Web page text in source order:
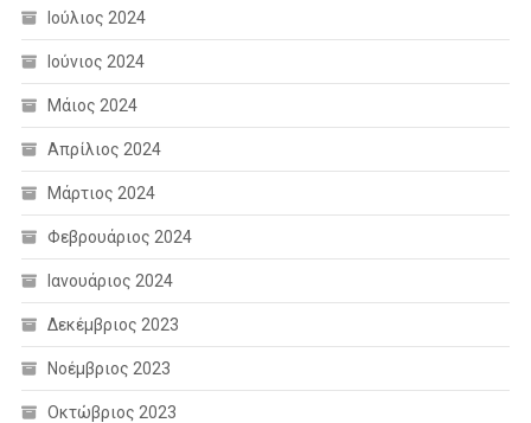
Ιούλιος 2024
Ιούνιος 2024
Μάιος 2024
Απρίλιος 2024
Μάρτιος 2024
Φεβρουάριος 2024
Ιανουάριος 2024
Δεκέμβριος 2023
Νοέμβριος 2023
Οκτώβριος 2023